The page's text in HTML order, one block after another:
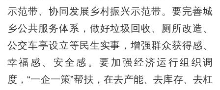
示范带、协同发展乡村振兴示范带。要完善城
乡公共服务体系，做好垃圾回收、厕所改造、
公交车亭设立等民生实事，增强群众获得感、
幸福感、安全感。要加强经济运行组织调
度，“一企一策”帮扶，在去产能、去库存、去杠